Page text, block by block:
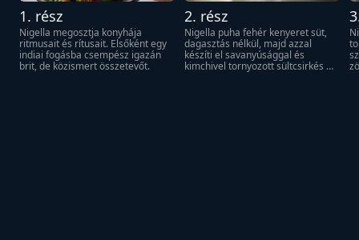
1. rész
Nigella megosztja konyhája
ritmusait és rítusait. Elsőként egy
indiai fogásba csempész igazán
brit, de közismert összetevőt.
2. rész
Nigella puha fehér kenyeret süt,
dagasztás nélkül, majd azzal
készíti el savanyúsággal és
kimchivel tornyozott sültcsirkés